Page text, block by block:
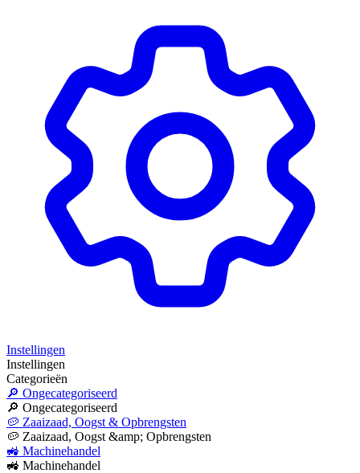
Instellingen
Instellingen
Categorieën
🔎 Ongecategoriseerd
🔎 Ongecategoriseerd
🥔 Zaaizaad, Oogst & Opbrengsten
🥔 Zaaizaad, Oogst &amp; Opbrengsten
🚜 Machinehandel
🚜 Machinehandel